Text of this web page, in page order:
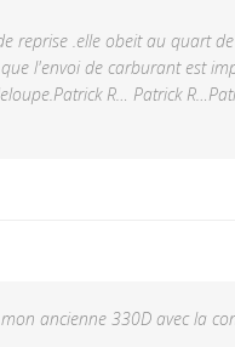
reprise .elle obeit au quart
l'envoi de carburant est
R… Patrick
ancienne 330D avec la